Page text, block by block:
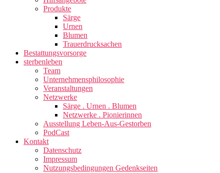
Produkte
Särge
Urnen
Blumen
Trauerdrucksachen
Bestattungsvorsorge
sterbenleben
Team
Unternehmensphilosophie
Veranstaltungen
Netzwerke
Särge . Urnen . Blumen
Netzwerke . Pionierinnen
Ausstellung Leben-Aus-Gestorben
PodCast
Kontakt
Datenschutz
Impressum
Nutzungsbedingungen Gedenkseiten